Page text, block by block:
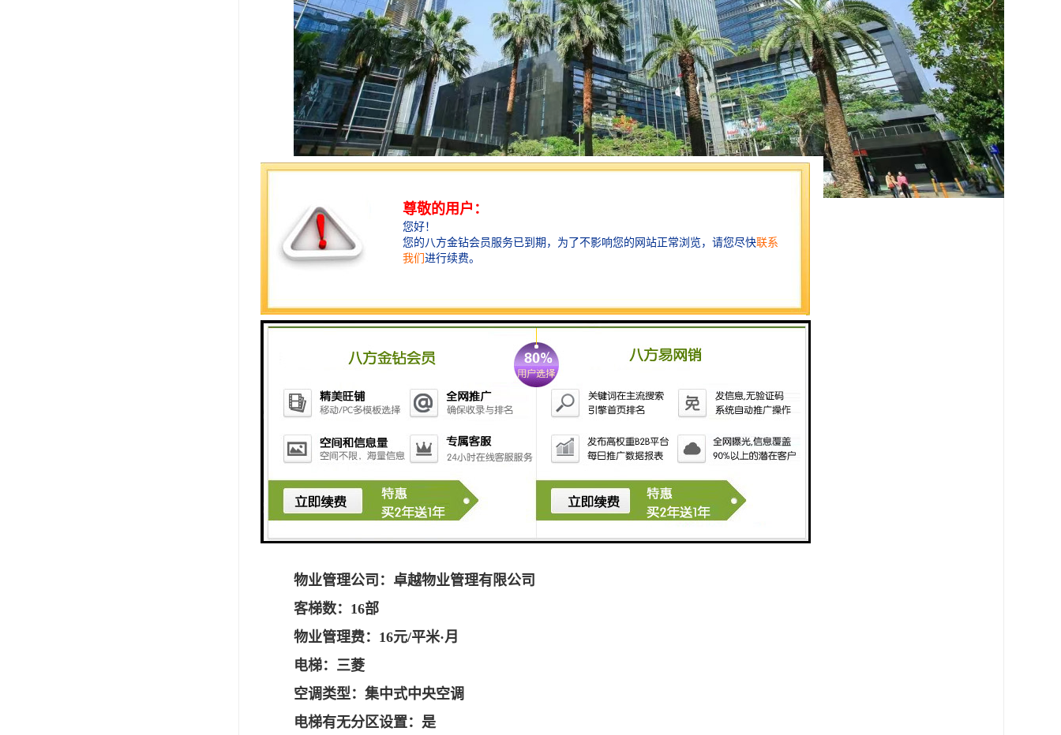
卓越时代广场基本信息
项目名称：卓越时代广场
发展商：深圳卓越房地产开发有限公司
开发商：卓越置业集团有限公司
总楼层：52层
标准层高：4.2米
总建筑面积：11119平米
净高：3.2米
标准层面积：1726平米
大堂层高：12米
物业管理公司：卓越物业管理有限公司
客梯数：16部
物业管理费：16元/平米·月
电梯：三菱
空调类型：集中式中央空调
电梯有无分区设置：是